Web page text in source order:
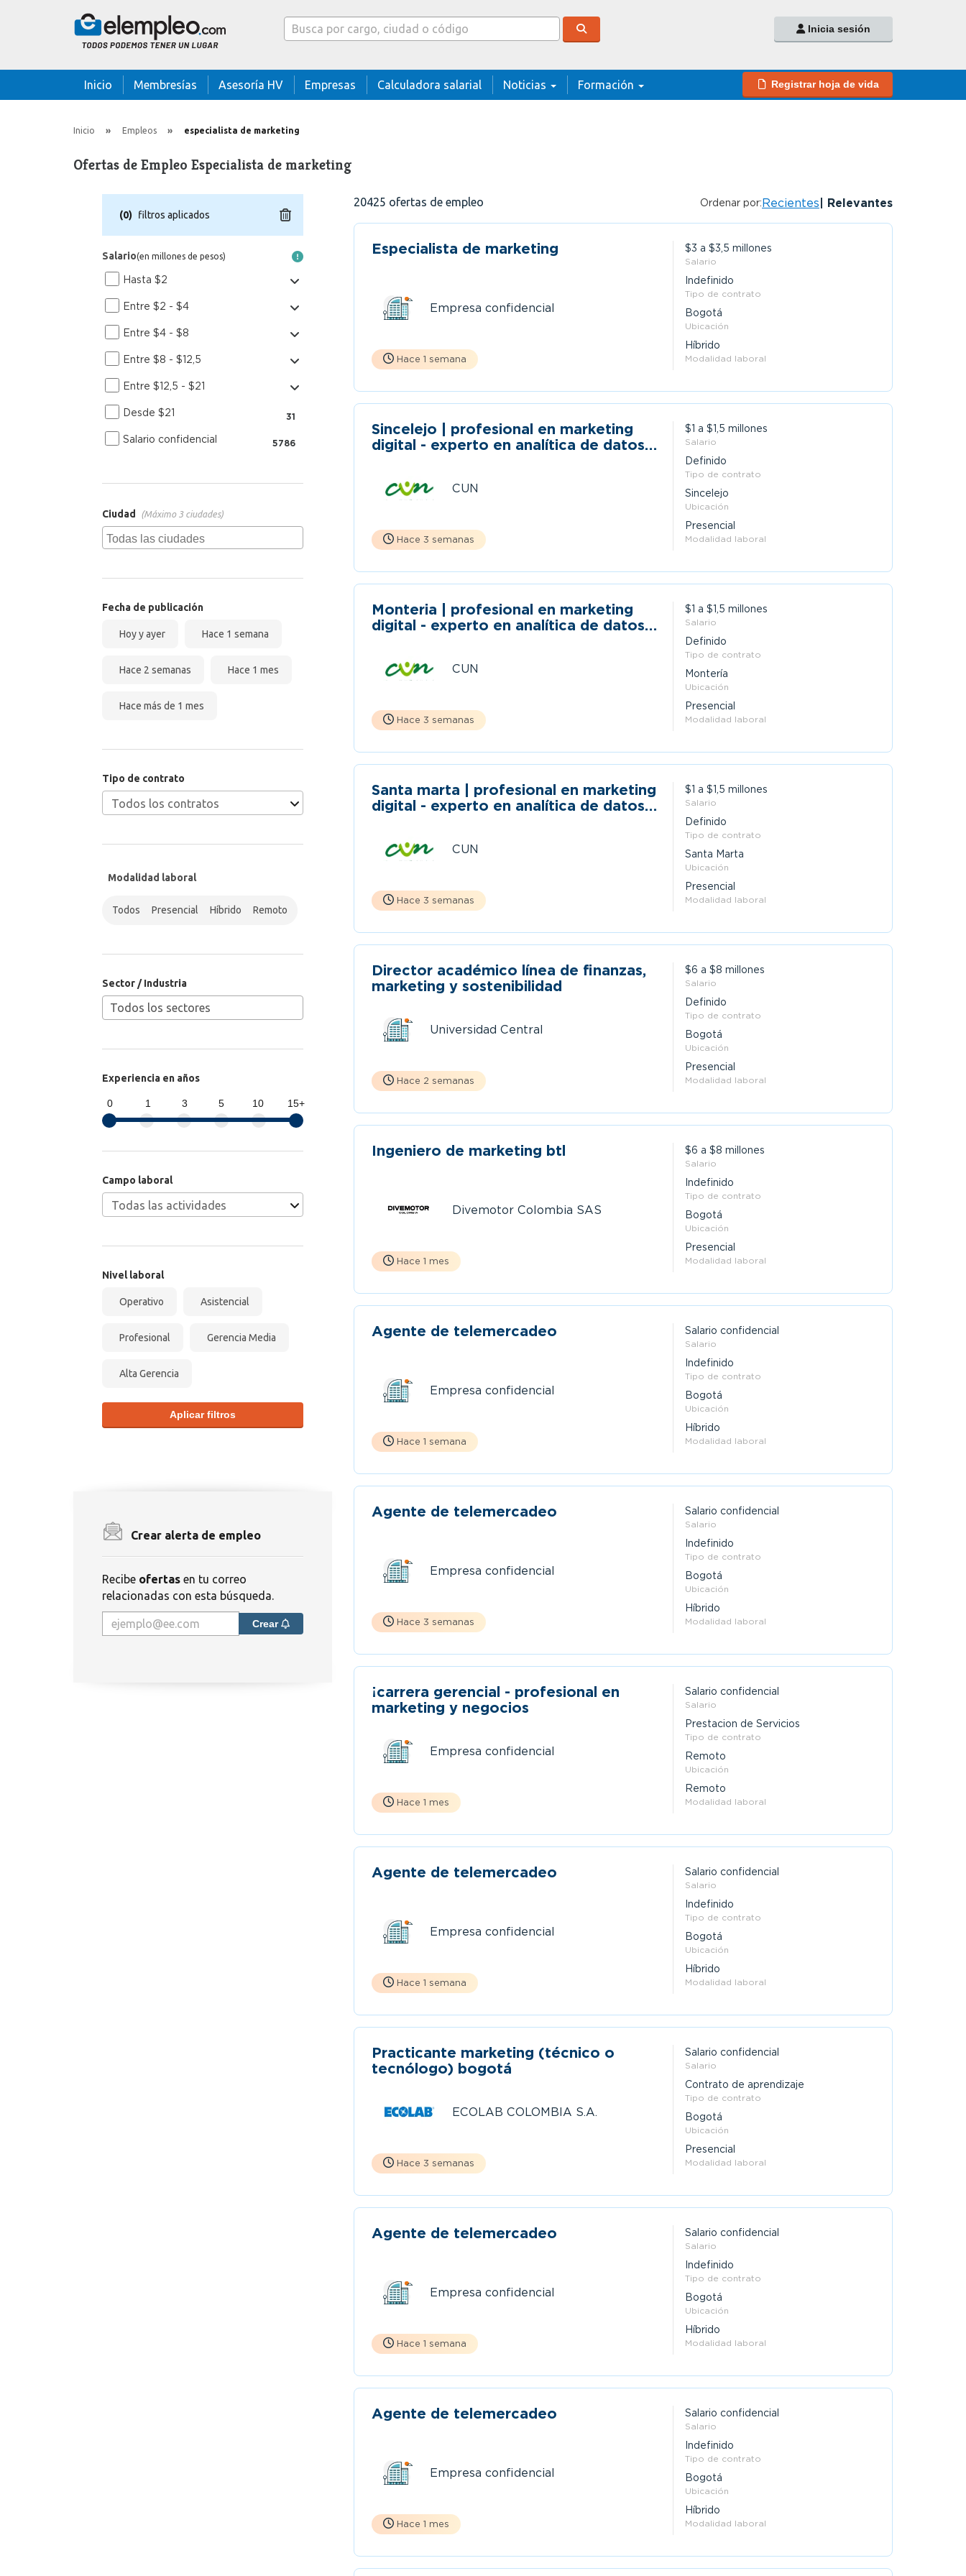
Caja buscador
Inicia sesión
Inicio Membresías Asesoría HV Empresas Calculadora salarial Noticias Formación Registrar hoja de vida
Inicio Empleos especialista de marketing
Ofertas de Empleo Especialista de marketing
20425 ofertas de empleo Ordenar por:Recientes Relevantes
Especialista de marketing
Empresa confidencial
Hace 1 semana
$3 a $3,5 millones
Salario
Indefinido
Tipo de contrato
Bogotá
Ubicación
Híbrido
Modalidad laboral
Sincelejo | profesional en marketing
digital - experto en analítica de datos
CUN
Hace 3 semanas
$1 a $1,5 millones
Salario
Definido
Tipo de contrato
Sincelejo
Ubicación
Presencial
Modalidad laboral
Monteria | profesional en marketing
digital - experto en analítica de datos
CUN
Hace 3 semanas
$1 a $1,5 millones
Salario
Definido
Tipo de contrato
Montería
Ubicación
Presencial
Modalidad laboral
Santa marta | profesional en marketing
digital - experto en analítica de datos
CUN
Hace 3 semanas
$1 a $1,5 millones
Salario
Definido
Tipo de contrato
Santa Marta
Ubicación
Presencial
Modalidad laboral
Director académico línea de finanzas,
marketing y sostenibilidad
Universidad Central
Hace 2 semanas
$6 a $8 millones
Salario
Definido
Tipo de contrato
Bogotá
Ubicación
Presencial
Modalidad laboral
Ingeniero de marketing btl
Divemotor Colombia SAS
Hace 1 mes
$6 a $8 millones
Salario
Indefinido
Tipo de contrato
Bogotá
Ubicación
Presencial
Modalidad laboral
Agente de telemercadeo
Empresa confidencial
Hace 1 semana
Salario confidencial
Salario
Indefinido
Tipo de contrato
Bogotá
Ubicación
Híbrido
Modalidad laboral
Agente de telemercadeo
Empresa confidencial
Hace 3 semanas
Salario confidencial
Salario
Indefinido
Tipo de contrato
Bogotá
Ubicación
Híbrido
Modalidad laboral
¡carrera gerencial - profesional en
marketing y negocios
Empresa confidencial
Hace 1 mes
Salario confidencial
Salario
Prestacion de Servicios
Tipo de contrato
Remoto
Ubicación
Remoto
Modalidad laboral
Agente de telemercadeo
Empresa confidencial
Hace 1 semana
Salario confidencial
Salario
Indefinido
Tipo de contrato
Bogotá
Ubicación
Híbrido
Modalidad laboral
Practicante marketing (técnico o
tecnólogo) bogotá
ECOLAB COLOMBIA S.A.
Hace 3 semanas
Salario confidencial
Salario
Contrato de aprendizaje
Tipo de contrato
Bogotá
Ubicación
Presencial
Modalidad laboral
Agente de telemercadeo
Empresa confidencial
Hace 1 semana
Salario confidencial
Salario
Indefinido
Tipo de contrato
Bogotá
Ubicación
Híbrido
Modalidad laboral
Agente de telemercadeo
Empresa confidencial
Hace 1 mes
Salario confidencial
Salario
Indefinido
Tipo de contrato
Bogotá
Ubicación
Híbrido
Modalidad laboral
(0) filtros aplicados
Salario(en millones de pesos)
Hasta $2
Entre $2 - $4
Entre $4 - $8
Entre $8 - $12,5
Entre $12,5 - $21
Desde $21 31
Salario confidencial 5786
Ciudad (Máximo 3 ciudades)
Fecha de publicación
Hoy y ayer Hace 1 semana
Hace 2 semanas Hace 1 mes
Hace más de 1 mes
Tipo de contrato
Modalidad laboral
Todos Presencial Híbrido Remoto
Sector / Industria
Experiencia en años
0 1 3 5 10 15+
Campo laboral
Nivel laboral
Operativo Asistencial
Profesional Gerencia Media
Alta Gerencia
Aplicar filtros
Crear alerta de empleo
Recibe ofertas en tu correo
relacionadas con esta búsqueda.
Crear